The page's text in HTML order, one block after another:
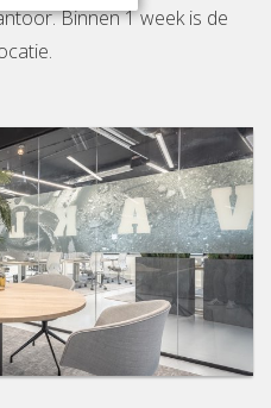
Binnen 1 week is de